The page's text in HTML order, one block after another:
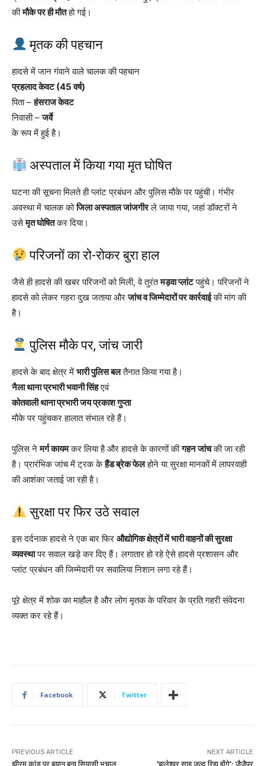
कीमौके पर ही मौतहो गई।
मृतक की पहचान
हादसे में जान गंवाने वाले चालक की पहचान
प्रहलाद केवट (45 वर्ष)
पिता –हंसराज केवट
निवासी –जर्वे
के रूप में हुई है।
अस्पताल में किया गया मृत घोषित
घटना की सूचना मिलते ही प्लांट प्रबंधन और पुलिस मौके पर पहुंची। गंभीर
अवस्था में चालक कोजिला अस्पताल जांजगीरले जाया गया, जहां डॉक्टरों ने
उसेमृत घोषितकर दिया।
परिजनों का रो-रोकर बुरा हाल
जैसे ही हादसे की खबर परिजनों को मिली, वे तुरंतमड़वा प्लांटपहुंचे। परिजनों ने
हादसे को लेकर गहरा दुख जताया औरजांच व जिम्मेदारों पर कार्रवाईकी मांग की
है।
पुलिस मौके पर, जांच जारी
हादसे के बाद क्षेत्र में भारी पुलिस बलतैनात किया गया है।
नैला थाना प्रभारी भवानी सिंहएवं
कोतवाली थाना प्रभारी जय प्रकाश गुप्ता
मौके पर पहुंचकर हालात संभाल रहे हैं।
पुलिस नेमर्ग कायमकर लिया है और हादसे के कारणों कीगहन जांचकी जा रही
है। प्रारंभिक जांच में ट्रक केहैंड ब्रेक फेलहोने या सुरक्षा मानकों में लापरवाही
की आशंका जताई जा रही है।
सुरक्षा पर फिर उठे सवाल
इस दर्दनाक हादसे ने एक बार फिर औद्योगिक क्षेत्रों में भारी वाहनों की सुरक्षा
व्यवस्थापर सवाल खड़े कर दिए हैं। लगातार हो रहे ऐसे हादसे प्रशासन और
प्लांट प्रबंधन की जिम्मेदारी पर सवालिया निशान लगा रहे हैं।
पूरे क्षेत्र में शोक का माहौल है और लोग मृतक के परिवार के प्रति गहरी संवेदना
व्यक्त कर रहे हैं।
Facebook Twitter
PREVIOUS ARTICLE
झीरम कांड पर बयान बना सियासी भूचाल
NEXT ARTICLE
‘बालेश्वर साहू जल्द रिहा होंगे’: जैजैपुर